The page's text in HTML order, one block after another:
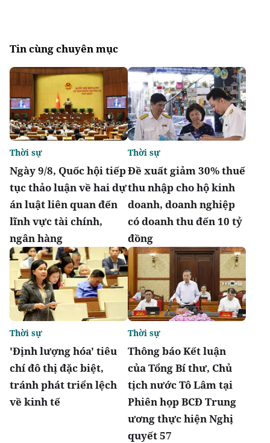
Tin cùng chuyên mục
Ngày 9/8, Quốc hội tiếp
tục thảo luận về hai dự
án luật liên quan đến
lĩnh vực tài chính,
ngân hàng
Thời sự
Đề xuất giảm 30% thuế
thu nhập cho hộ kinh
doanh, doanh nghiệp
có doanh thu đến 10 tỷ
đồng
Thời sự
'Định lượng hóa' tiêu
chí đô thị đặc biệt,
tránh phát triển lệch
về kinh tế
Thời sự
Thông báo Kết luận
của Tổng Bí thư, Chủ
tịch nước Tô Lâm tại
Phiên họp BCĐ Trung
ương thực hiện Nghị
quyết 57
Thời sự